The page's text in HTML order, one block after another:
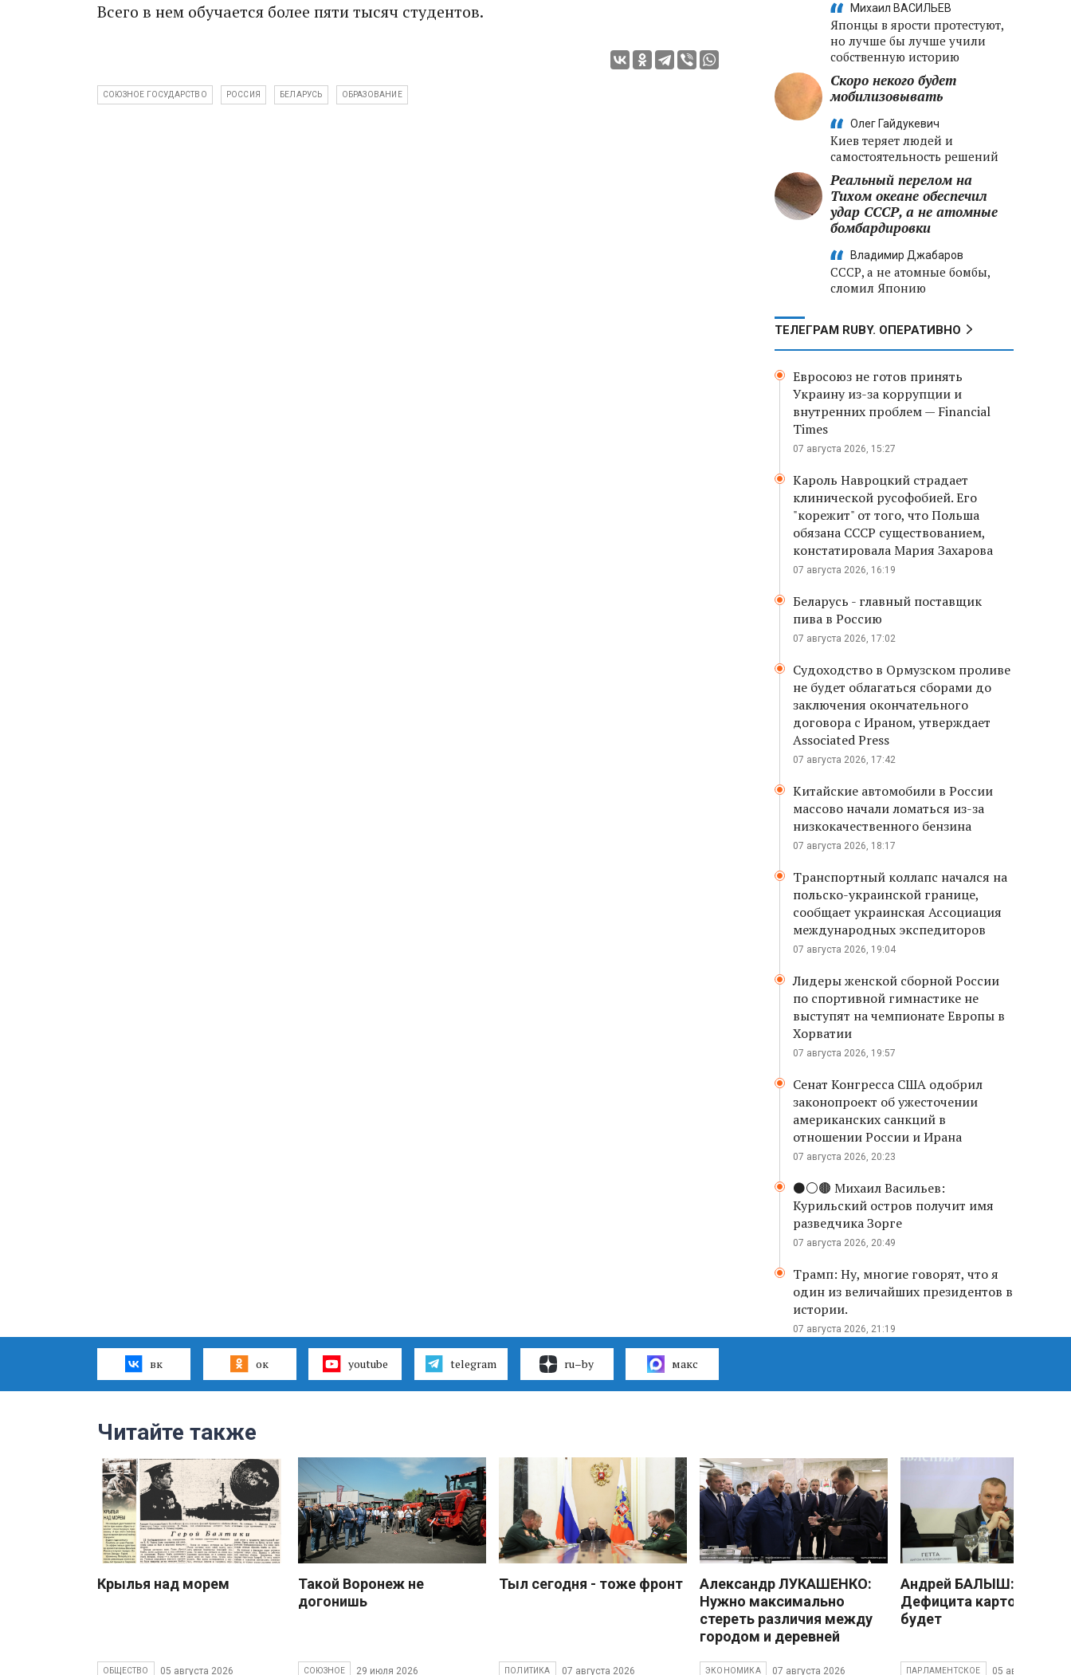
Всего в нем обучается более пяти тысяч студентов.
СОЮЗНОЕ ГОСУДАРСТВО РОССИЯ БЕЛАРУСЬ ОБРАЗОВАНИЕ
Михаил ВАСИЛЬЕВ
Японцы в ярости протестуют,
но лучше бы лучше учили
собственную историю
Скоро некого будет
мобилизовывать
Олег Гайдукевич
Киев теряет людей и
самостоятельность решений
Реальный перелом на
Тихом океане обеспечил
удар СССР, а не атомные
бомбардировки
Владимир Джабаров
СССР, а не атомные бомбы,
сломил Японию
ТЕЛЕГРАМ RUBY. ОПЕРАТИВНО
Евросоюз не готов принять
Украину из-за коррупции и
внутренних проблем — Financial
Times
07 августа 2026, 15:27
Кароль Навроцкий страдает
клинической русофобией. Его
"корежит" от того, что Польша
обязана СССР существованием,
констатировала Мария Захарова
07 августа 2026, 16:19
Беларусь - главный поставщик
пива в Россию
07 августа 2026, 17:02
Судоходство в Ормузском проливе
не будет облагаться сборами до
заключения окончательного
договора с Ираном, утверждает
Associated Press
07 августа 2026, 17:42
Китайские автомобили в России
массово начали ломаться из-за
низкокачественного бензина
07 августа 2026, 18:17
Транспортный коллапс начался на
польско-украинской границе,
сообщает украинская Ассоциация
международных экспедиторов
07 августа 2026, 19:04
Лидеры женской сборной России
по спортивной гимнастике не
выступят на чемпионате Европы в
Хорватии
07 августа 2026, 19:57
Сенат Конгресса США одобрил
законопроект об ужесточении
американских санкций в
отношении России и Ирана
07 августа 2026, 20:23
⚫️⚪️🟤 Михаил Васильев:
Курильский остров получит имя
разведчика Зорге
07 августа 2026, 20:49
Трамп: Ну, многие говорят, что я
один из величайших президентов в
истории.
07 августа 2026, 21:19
вк ок youtube telegram ru–by макс
Читайте также
Крылья над морем
ОБЩЕСТВО 05 августа 2026
Такой Воронеж не
догонишь
СОЮЗНОЕ 29 июля 2026
Тыл сегодня - тоже фронт
ПОЛИТИКА 07 августа 2026
Александр ЛУКАШЕНКО:
Нужно максимально
стереть различия между
городом и деревней
ЭКОНОМИКА 07 августа 2026
Андрей БАЛЫШ:
Дефицита картофеля не
будет
ПАРЛАМЕНТСКОЕ 05 августа 2026